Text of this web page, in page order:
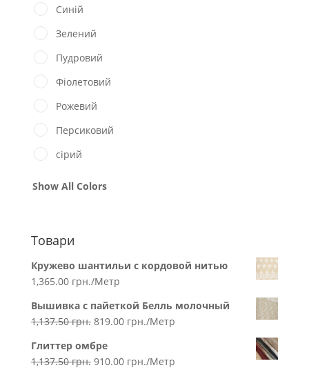
Синій
Зелений
Пудровий
Фіолетовий
Рожевий
Персиковий
сірий
Show All Colors
Товари
Кружево шантильи с кордовой нитью
1,365.00 грн./Метр
Вышивка с пайеткой Белль молочный
1,137.50грн. 819.00 грн./Метр
Глиттер омбре
1,137.50грн. 910.00 грн./Метр